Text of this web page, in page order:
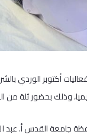
أكتوبر الوردي
وذلك بحضور ثلة
جامعة القدس أ. عبد